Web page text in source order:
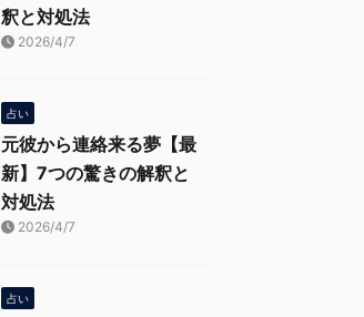
釈と対処法
2026/4/7
占い
元彼から連絡来る夢【最
新】7つの驚きの解釈と
対処法
2026/4/7
占い